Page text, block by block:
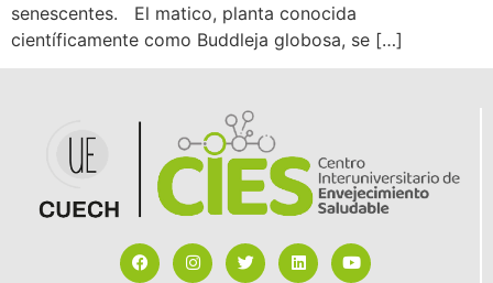
senescentes. El matico, planta conocida
científicamente como Buddleja globosa, se […]